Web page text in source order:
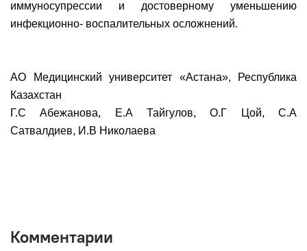
иммуносупрессии и достоверному уменьшению
инфекционно- воспалительных осложнений.
АО Медицинский университет «Астана», Республика
Казахстан
Г.С Абежанова, Е.А Тайгулов, О.Г Цой, С.А
Сатвалдиев, И.В Николаева
Комментарии